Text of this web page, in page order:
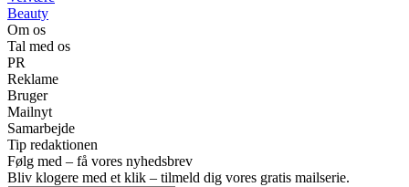
Beauty
Om os
Tal med os
PR
Reklame
Bruger
Mailnyt
Samarbejde
Tip redaktionen
Følg med – få vores nyhedsbrev
Bliv klogere med et klik – tilmeld dig vores gratis mailserie.